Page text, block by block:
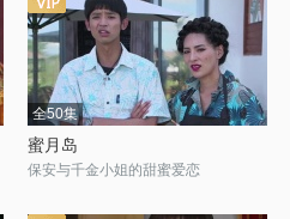
全50集
蜜月岛
保安与千金小姐的甜蜜爱恋